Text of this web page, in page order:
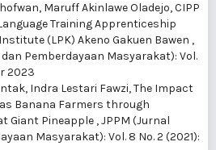
Maruff Akinlawe Oladejo,CIPP
Training Apprenticeship
(LPK) Akeno Gakuen Bawen ,
Pemberdayaan Masyarakat): Vol.
2023
Indra Lestari Fawzi,The Impact
Banana Farmers through
Giant Pineapple ,JPPM (Jurnal
Masyarakat): Vol. 8 No. 2 (2021):